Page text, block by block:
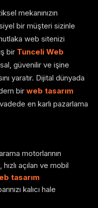
mekanınızın
bir müşteri sizinle
web sitenizi
bir Tunceli Web
güvenilir ve işine
yaratır. Dijital dünyada
bir web tasarım
en karlı pazarlama
motorlarının
açılan ve mobil
tasarım
kalıcı hale